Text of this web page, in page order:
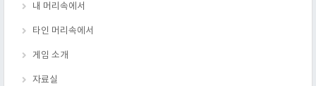
내 머리속에서
타인 머리속에서
게임 소개
자료실